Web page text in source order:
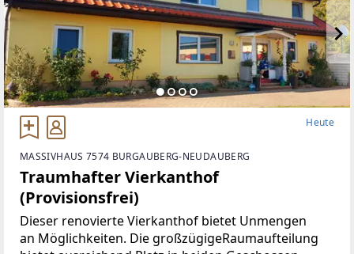
Heute
MASSIVHAUS 7574 BURGAUBERG-NEUDAUBERG
Traumhafter Vierkanthof
(Provisionsfrei)
Dieser renovierte Vierkanthof bietet Unmengen
an Möglichkeiten. Die großzügigeRaumaufteilung